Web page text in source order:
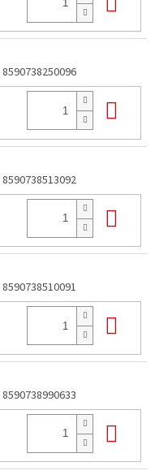
8590738250096
8590738513092
8590738510091
8590738990633